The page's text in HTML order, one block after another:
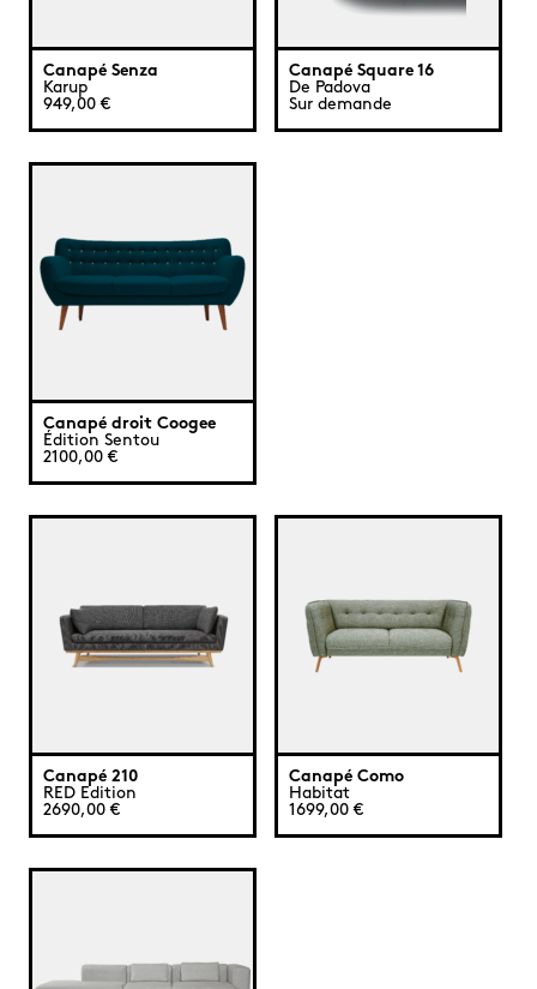
Canapé Senza
Karup
949,00 €
Canapé Square 16
De Padova
Sur demande
Canapé droit Coogee
Édition Sentou
2100,00 €
Canapé 210
RED Edition
2690,00 €
Canapé Como
Habitat
1699,00 €